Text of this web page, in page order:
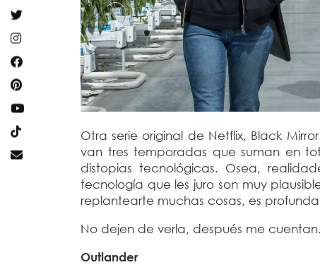
Otra serie original de Netflix, Black
van tres temporadas que suman en
distopias tecnológicas. Osea,
tecnología que les juro son muy
replantearte muchas cosas, es
No dejen de verla, después me cuentan.
Outlander